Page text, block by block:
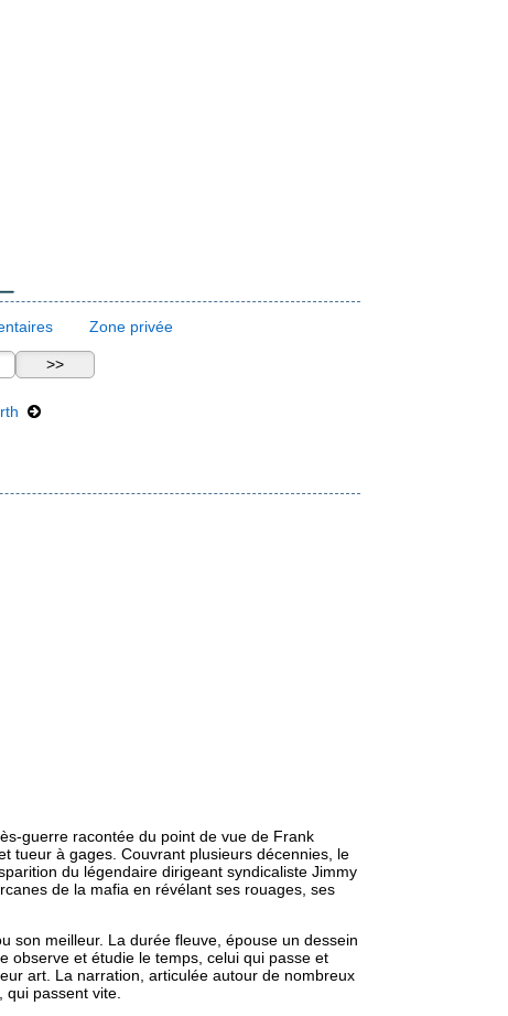
Zone privée
guerre racontée du point de vue de Frank
tueur à gages. Couvrant plusieurs décennies, le
du légendaire dirigeant syndicaliste Jimmy
de la mafia en révélant ses rouages, ses
son meilleur. La durée fleuve, épouse un dessein
observe et étudie le temps, celui qui passe et
art. La narration, articulée autour de nombreux
passent vite.